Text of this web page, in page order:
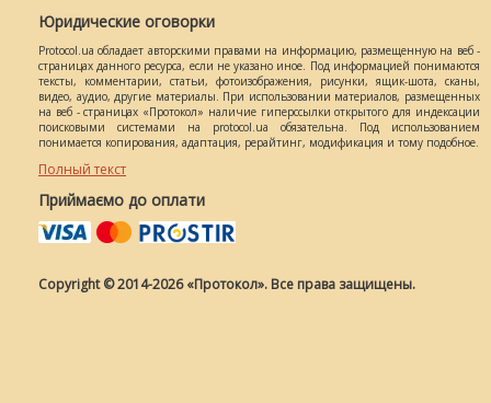
Юридические оговорки
Protocol.ua обладает авторскими правами на информацию, размещенную на веб -
страницах данного ресурса, если не указано иное. Под информацией понимаются
тексты, комментарии, статьи, фотоизображения, рисунки, ящик-шота, сканы,
видео, аудио, другие материалы. При использовании материалов, размещенных
на веб - страницах «Протокол» наличие гиперссылки открытого для индексации
поисковыми системами на protocol.ua обязательна. Под использованием
понимается копирования, адаптация, рерайтинг, модификация и тому подобное.
Полный текст
Приймаємо до оплати
Copyright © 2014-2026 «Протокол». Все права защищены.